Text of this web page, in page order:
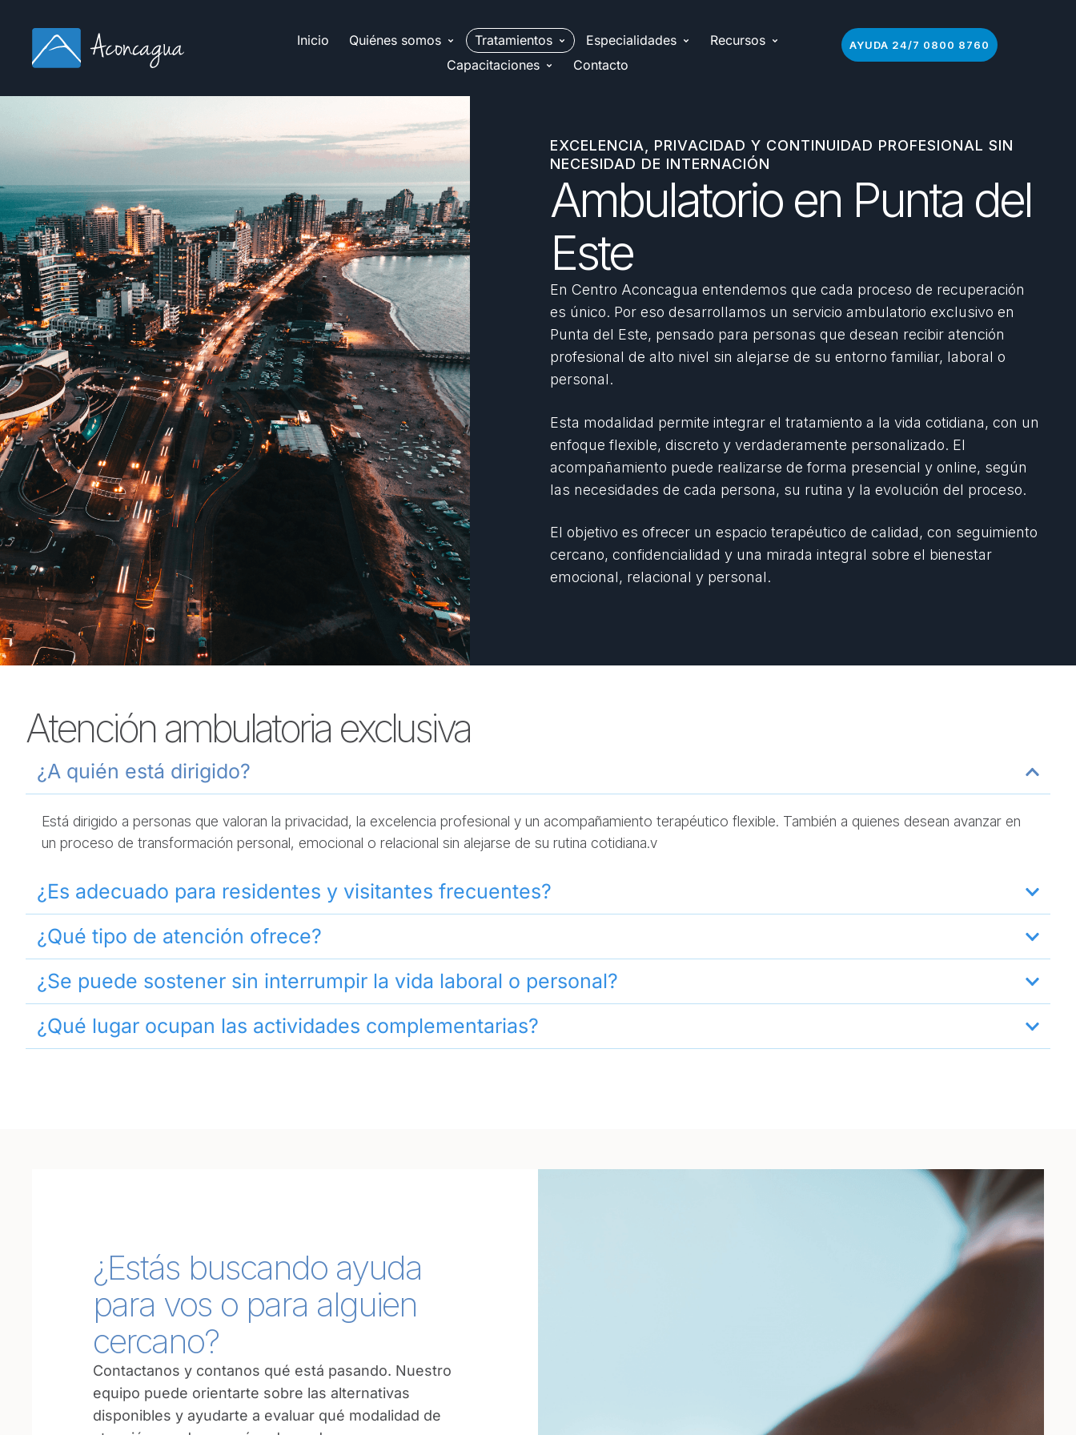
Inicio Quiénes somos Tratamientos Especialidades
Recursos
Capacitaciones
Contacto
AYUDA 24/7 0800 8760
EXCELENCIA, PRIVACIDAD Y CONTINUIDAD PROFESIONAL SIN
NECESIDAD DE INTERNACIÓN
Ambulatorio en Punta del
Este
En Centro Aconcagua entendemos que cada proceso de recuperación
es único. Por eso desarrollamos un servicio ambulatorio exclusivo en
Punta del Este, pensado para personas que desean recibir atención
profesional de alto nivel sin alejarse de su entorno familiar, laboral o
personal.
Esta modalidad permite integrar el tratamiento a la vida cotidiana, con un
enfoque flexible, discreto y verdaderamente personalizado. El
acompañamiento puede realizarse de forma presencial y online, según
las necesidades de cada persona, su rutina y la evolución del proceso.
El objetivo es ofrecer un espacio terapéutico de calidad, con seguimiento
cercano, confidencialidad y una mirada integral sobre el bienestar
emocional, relacional y personal.
Atención ambulatoria exclusiva
¿A quién está dirigido?
Está dirigido a personas que valoran la privacidad, la excelencia profesional y un acompañamiento terapéutico flexible. También a quienes desean avanzar en
un proceso de transformación personal, emocional o relacional sin alejarse de su rutina cotidiana.v
¿Es adecuado para residentes y visitantes frecuentes?
¿Qué tipo de atención ofrece?
¿Se puede sostener sin interrumpir la vida laboral o personal?
¿Qué lugar ocupan las actividades complementarias?
¿Estás buscando ayuda
para vos o para alguien
cercano?
Contactanos y contanos qué está pasando. Nuestro
equipo puede orientarte sobre las alternativas
disponibles y ayudarte a evaluar qué modalidad de